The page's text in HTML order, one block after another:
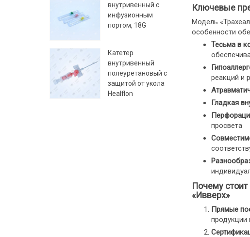
Ключевые
Модель
особенности
Тесьма в
реакций и
Гладкая
просвета
Почему
«Ивверх»
Прямые
продукции
внутривенный с
инфузионным
портом, 18G
Катетер
внутривенный
полеуретановый с
защитой от укола
Healflon